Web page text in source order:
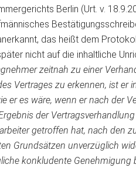
Berlin (Urt. v.
das heißt dem
nicht auf die inhaltliche
zeitnah zu einer
Vertrages zu erkennen, ist er
er es wäre, wenn er nach der
der
getroffen hat, nach den
Grundsätzen unverzüglich
konkludente